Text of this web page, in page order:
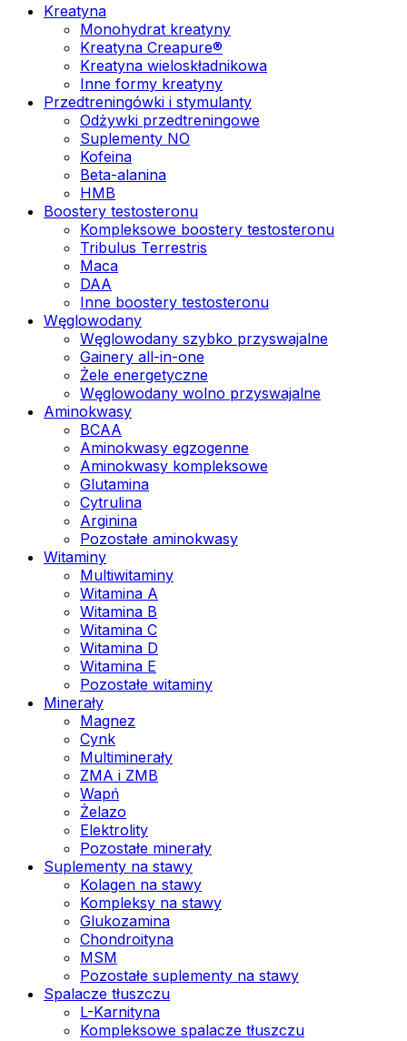
Kreatyna
Monohydrat kreatyny
Kreatyna Creapure®
Kreatyna wieloskładnikowa
Inne formy kreatyny
Przedtreningówki i stymulanty
Odżywki przedtreningowe
Suplementy NO
Kofeina
Beta-alanina
HMB
Boostery testosteronu
Kompleksowe boostery testosteronu
Tribulus Terrestris
Maca
DAA
Inne boostery testosteronu
Węglowodany
Węglowodany szybko przyswajalne
Gainery all-in-one
Żele energetyczne
Węglowodany wolno przyswajalne
Aminokwasy
BCAA
Aminokwasy egzogenne
Aminokwasy kompleksowe
Glutamina
Cytrulina
Arginina
Pozostałe aminokwasy
Witaminy
Multiwitaminy
Witamina A
Witamina B
Witamina C
Witamina D
Witamina E
Pozostałe witaminy
Minerały
Magnez
Cynk
Multiminerały
ZMA i ZMB
Wapń
Żelazo
Elektrolity
Pozostałe minerały
Suplementy na stawy
Kolagen na stawy
Kompleksy na stawy
Glukozamina
Chondroityna
MSM
Pozostałe suplementy na stawy
Spalacze tłuszczu
L-Karnityna
Kompleksowe spalacze tłuszczu